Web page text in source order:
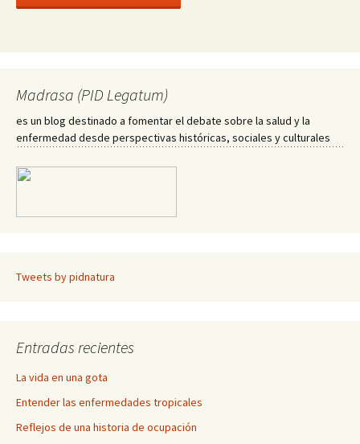
Madrasa (PID Legatum)
es un blog destinado a fomentar el debate sobre la salud y la
enfermedad desde perspectivas históricas, sociales y culturales
Tweets by pidnatura
Entradas recientes
La vida en una gota
Entender las enfermedades tropicales
Reflejos de una historia de ocupación